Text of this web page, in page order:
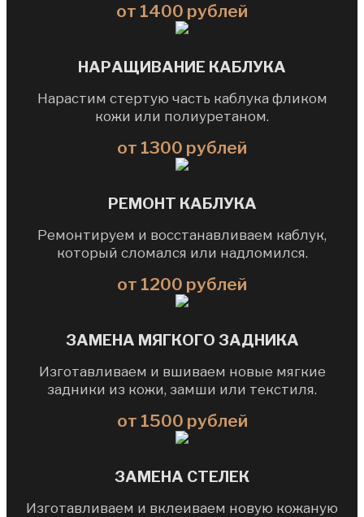
от 1400 рублей
НАРАЩИВАНИЕ КАБЛУКА
Нарастим стертую часть каблука фликом
кожи или полиуретаном.
от 1300 рублей
РЕМОНТ КАБЛУКА
Ремонтируем и восстанавливаем каблук,
который сломался или надломился.
от 1200 рублей
ЗАМЕНА МЯГКОГО ЗАДНИКА
Изготавливаем и вшиваем новые мягкие
задники из кожи, замши или текстиля.
от 1500 рублей
ЗАМЕНА СТЕЛЕК
Изготавливаем и вклеиваем новую кожаную